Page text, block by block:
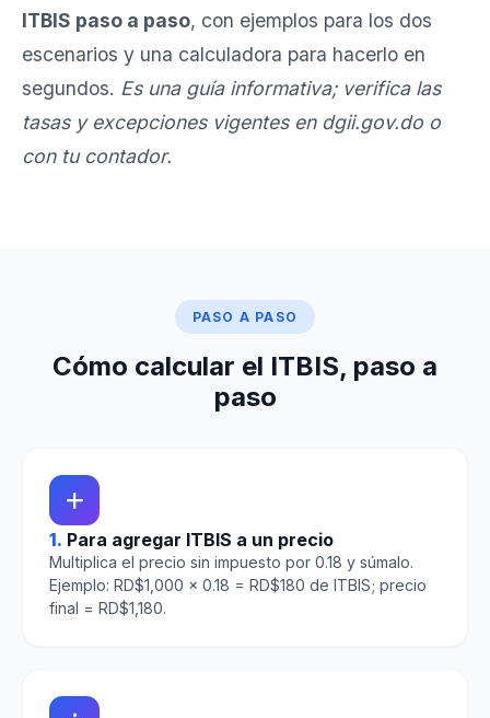
ITBIS paso a paso, con ejemplos para los dos
escenarios y una calculadora para hacerlo en
segundos. Es una guía informativa; verifica las
tasas y excepciones vigentes en dgii.gov.do o
con tu contador.
PASO A PASO
Cómo calcular el ITBIS, paso a
paso
1. Para agregar ITBIS a un precio
Multiplica el precio sin impuesto por 0.18 y súmalo.
Ejemplo: RD$1,000 × 0.18 = RD$180 de ITBIS; precio
final = RD$1,180.